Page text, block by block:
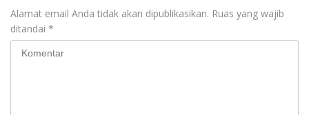
Alamat email Anda tidak akan dipublikasikan. Ruas yang wajib
ditandai *